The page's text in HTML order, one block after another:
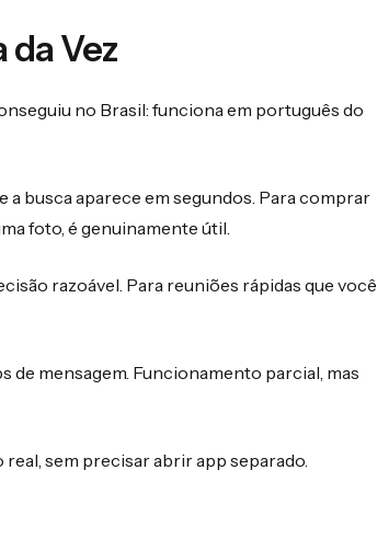
Vez
no Brasil: funciona em português do
busca aparece em segundos. Para comprar
foto, é genuinamente útil.
razoável. Para reuniões rápidas que você
mensagem. Funcionamento parcial, mas
sem precisar abrir app separado.